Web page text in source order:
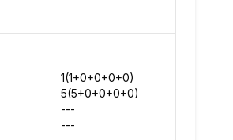
1(1+0+0+0+0)
5(5+0+0+0+0)
---
---